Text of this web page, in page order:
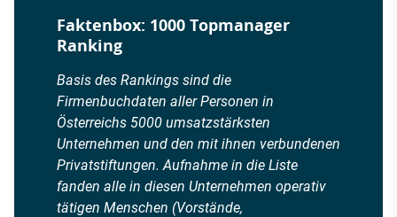
Faktenbox: 1000 Topmanager
Ranking
Basis des Rankings sind die
Firmenbuchdaten aller Personen in
Österreichs 5000 umsatzstärksten
Unternehmen und den mit ihnen verbundenen
Privatstiftungen. Aufnahme in die Liste
fanden alle in diesen Unternehmen operativ
tätigen Menschen (Vorstände,